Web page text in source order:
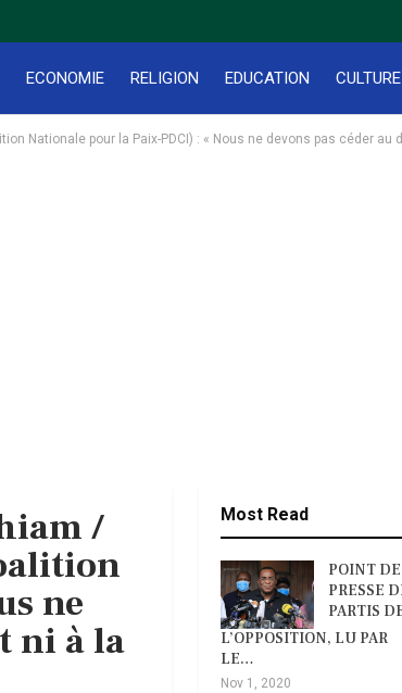
ECONOMIE RELIGION EDUCATION CULTURE
Nationale pour la Paix-PDCI) : « Nous ne devons pas céder
/
ne
ni à la
Most Read
POINT DE
PRESSE
PARTIS
L’OPPOSITION, LU PAR
LE…
Nov 1, 2020